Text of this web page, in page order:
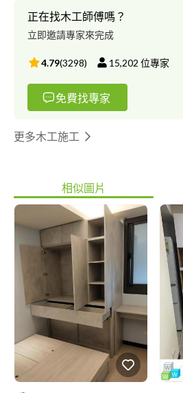
正在找木工師傅嗎？
立即邀請專家來完成
4.79(3298) 15,202 位專家
免費找專家
更多木工施工
相似圖片